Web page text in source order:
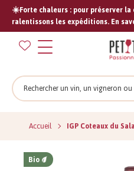
☀️Forte chaleurs : pour préserver
ralentissons les expéditions. En
Rechercher
Accueil IGP Coteaux du
Bio